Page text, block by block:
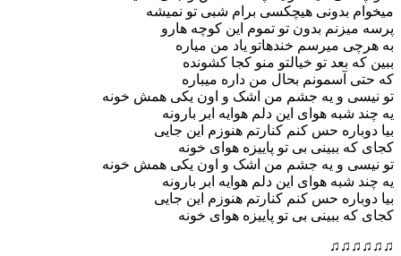
هیچکسی برام شبی تو نمیشه
بدون تو تموم این کوچه هارو
خندهاتو یاد من میاره
تو خیالتو منو کجا کشونده
بحال من داره میباره
و یه جشم من اشک و اون یکی همش خونه
هوای این دلم هوایه ابر بارونه
حس کنم کنارتم هنوزم این جایی
بی تو پاییزه هوای خونه
و یه جشم من اشک و اون یکی همش خونه
هوای این دلم هوایه ابر بارونه
حس کنم کنارتم هنوزم این جایی
بی تو پاییزه هوای خونه